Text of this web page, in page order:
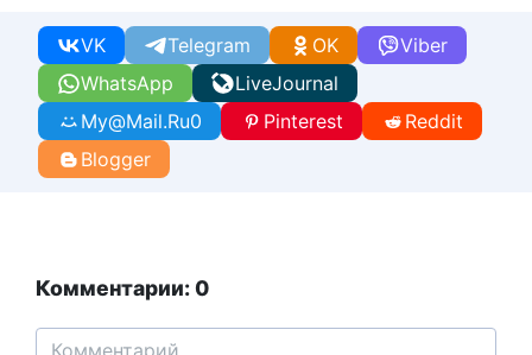
WhatsApp
VK Telegram Viber
OK
LiveJournal
My@Mail.Ru0 Pinterest
Reddit
Blogger
Комментарии: 0